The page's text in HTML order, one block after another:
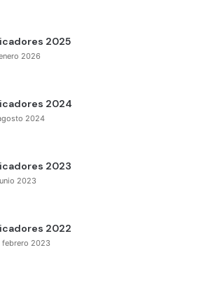
2025
2026
2024
2024
2023
2023
2022
febrero 2023